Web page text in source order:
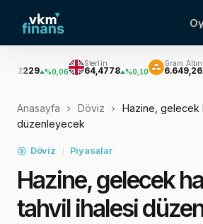
%0,06
Sterlin
64,4778 %0,10
Gram Altın
6.649,26 %0,33
Anasayfa Döviz
Hazine, gelecek
düzenleyecek
Döviz Piyasalar
Hazine, gelecek
tahvil ihalesi